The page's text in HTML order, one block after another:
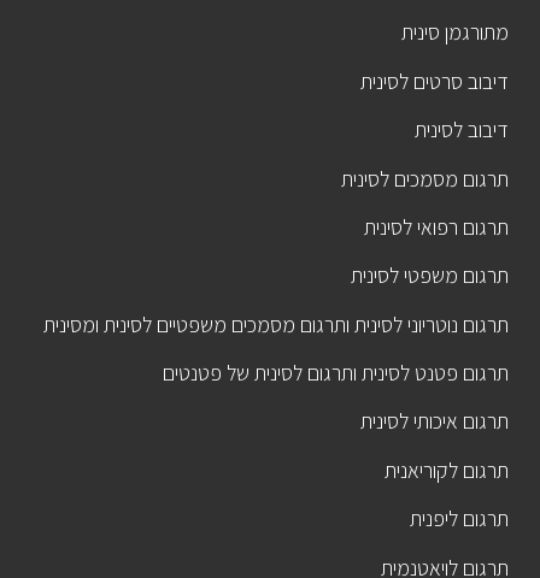
מתורגמן סינית
דיבוב סרטים לסינית
דיבוב לסינית
תרגום מסמכים לסינית
תרגום רפואי לסינית
תרגום משפטי לסינית
תרגום נוטריוני לסינית ותרגום מסמכים משפטיים לסינית ומסינית
תרגום פטנט לסינית ותרגום לסינית של פטנטים
תרגום איכותי לסינית
תרגום לקוריאנית
תרגום ליפנית
תרגום לויאטנמית